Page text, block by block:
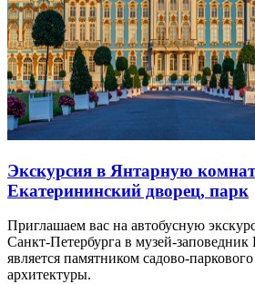
Экскурсия в Янтарную
Екатерининский дворец, парк
Приглашаем вас на автобусную
Санкт-Петербурга в музей-
является памятником садово-
архитектуры.